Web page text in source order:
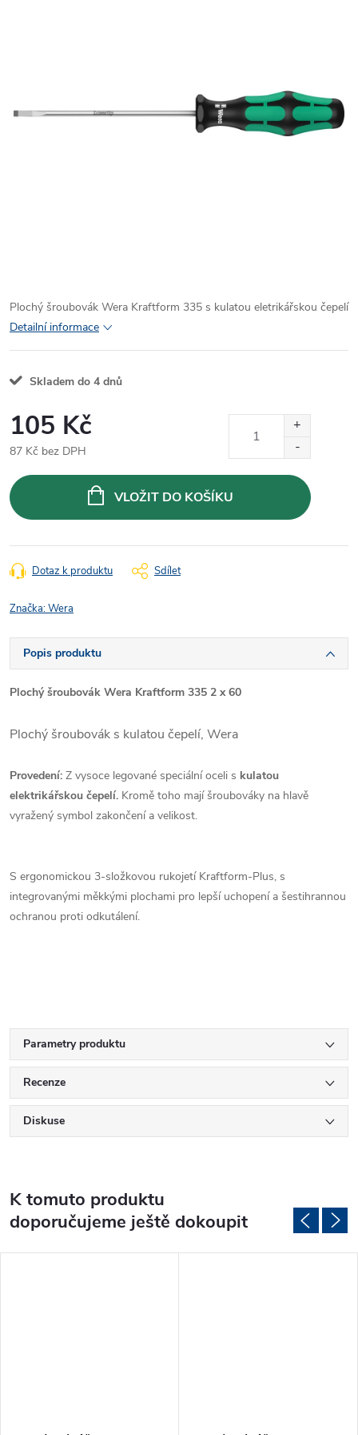
Plochý šroubovák Wera Kraftform 335 s kulatou eletrikářskou čepelí
Detailní informace
Skladem do 4 dnů
105 Kč
87 Kč bez DPH
cena:
VLOŽIT DO KOŠÍKU
Dotaz k produktu Sdílet
Značka:Wera
Popis produktu
Plochý šroubovák Wera Kraftform 335 2 x 60
Plochý šroubovák s kulatou čepelí, Wera
Provedení: Z vysoce legované speciální oceli s kulatou
elektrikářskou čepelí. Kromě toho mají šroubováky na hlavě
vyražený symbol zakončení a velikost.
S ergonomickou 3-složkovou rukojetí Kraftform-Plus, s
integrovanými měkkými plochami pro lepší uchopení a šestihrannou
ochranou proti odkutálení.
Parametry produktu
Recenze
Diskuse
K tomuto produktu
doporučujeme ještě dokoupit